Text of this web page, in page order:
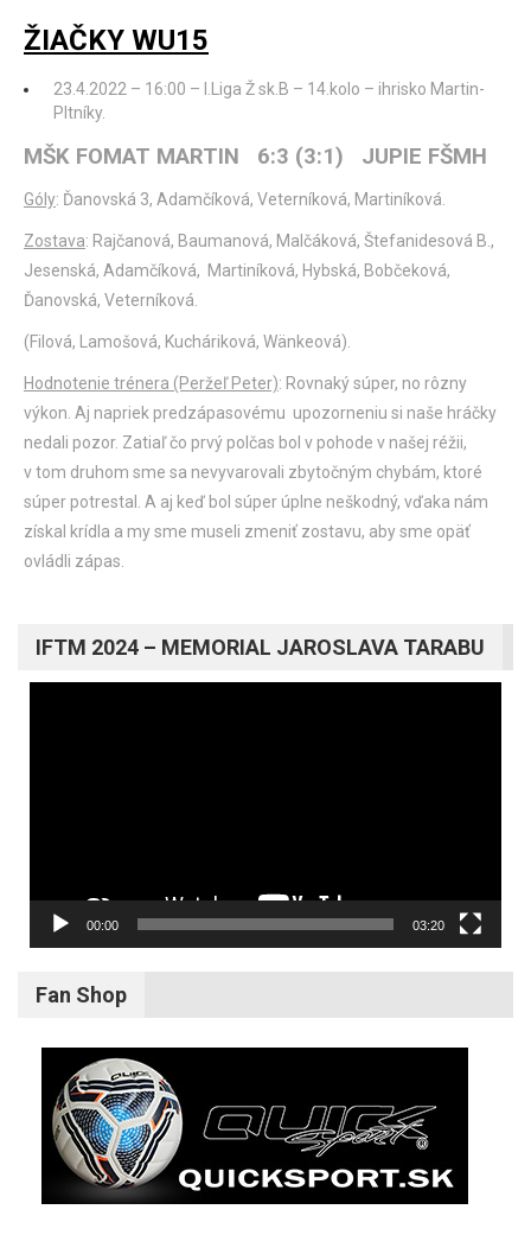
ŽIAČKY WU15
23.4.2022 – 16:00 – I.Liga Ž sk.B – 14.kolo – ihrisko Martin-
Pltníky.
MŠK FOMAT MARTIN 6:3 (3:1) JUPIE FŠMH
Góly: Ďanovská 3, Adamčíková, Veterníková, Martiníková.
Zostava: Rajčanová, Baumanová, Malčáková, Štefanidesová B.,
Jesenská, Adamčíková, Martiníková, Hybská, Bobčeková,
Ďanovská, Veterníková.
(Filová, Lamošová, Kucháriková, Wänkeová).
Hodnotenie trénera (Peržeľ Peter): Rovnaký súper, no rôzny
výkon. Aj napriek predzápasovému upozorneniu si naše hráčky
nedali pozor. Zatiaľ čo prvý polčas bol v pohode v našej réžii,
v tom druhom sme sa nevyvarovali zbytočným chybám, ktoré
súper potrestal. A aj keď bol súper úplne neškodný, vďaka nám
získal krídla a my sme museli zmeniť zostavu, aby sme opäť
ovládli zápas.
IFTM 2024 – MEMORIAL JAROSLAVA TARABU
00:00 03:20
Fan Shop